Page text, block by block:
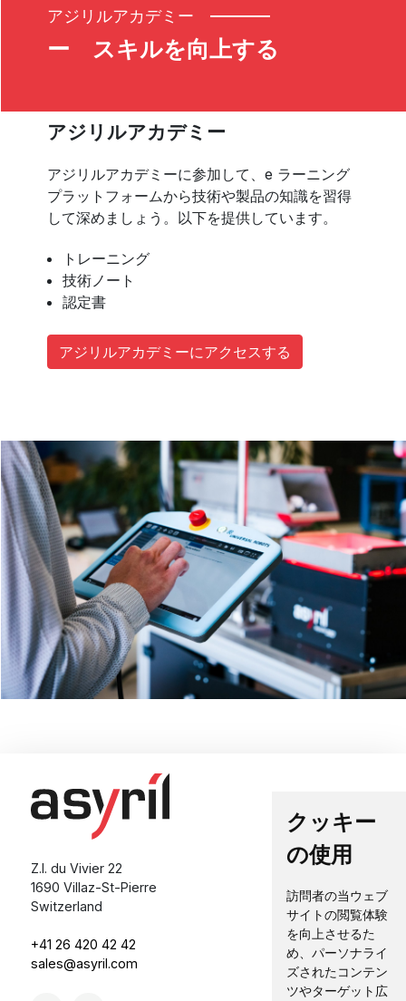
クッキー
の使用
訪問者の当ウェブ
サイトの閲覧体験
を向上させるた
め、パーソナライ
ズされたコンテン
ツやターゲット広
アジリルアカデミー
ー スキルを向上する
アジリルアカデミー
アジリルアカデミーに参加して、e ラーニング
プラットフォームから技術や製品の知識を習得
して深めましょう。以下を提供しています。
トレーニング
技術ノート
認定書
アジリルアカデミーにアクセスする
Z.I. du Vivier 22
1690 Villaz-St-Pierre
Switzerland
+41 26 420 42 42
sales@asyril.com